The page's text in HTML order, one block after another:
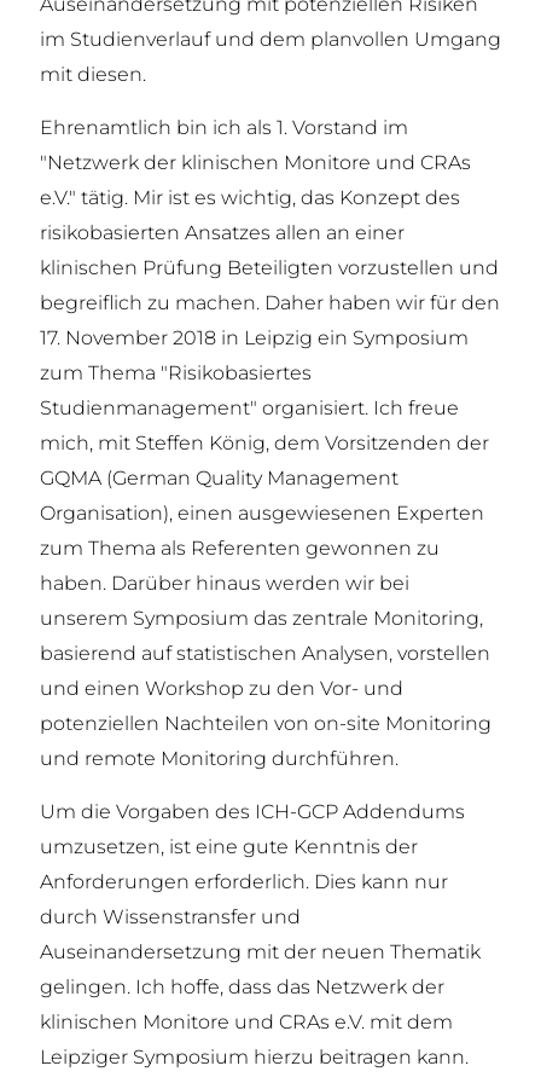
im Studienverlauf und dem planvollen Umgang
mit diesen.
Ehrenamtlich bin ich als 1. Vorstand im
"Netzwerk der klinischen Monitore und CRAs
e.V." tätig. Mir ist es wichtig, das Konzept des
risikobasierten Ansatzes allen an einer
klinischen Prüfung Beteiligten vorzustellen und
begreiflich zu machen. Daher haben wir für den
17. November 2018 in Leipzig ein Symposium
zum Thema "Risikobasiertes
Studienmanagement" organisiert. Ich freue
mich, mit Steffen König, dem Vorsitzenden der
GQMA (German Quality Management
Organisation), einen ausgewiesenen Experten
zum Thema als Referenten gewonnen zu
haben. Darüber hinaus werden wir bei
unserem Symposium das zentrale Monitoring,
basierend auf statistischen Analysen, vorstellen
und einen Workshop zu den Vor- und
potenziellen Nachteilen von on-site Monitoring
und remote Monitoring durchführen.
Um die Vorgaben des ICH-GCP Addendums
umzusetzen, ist eine gute Kenntnis der
Anforderungen erforderlich. Dies kann nur
durch Wissenstransfer und
Auseinandersetzung mit der neuen Thematik
gelingen. Ich hoffe, dass das Netzwerk der
klinischen Monitore und CRAs e.V. mit dem
Leipziger Symposium hierzu beitragen kann.